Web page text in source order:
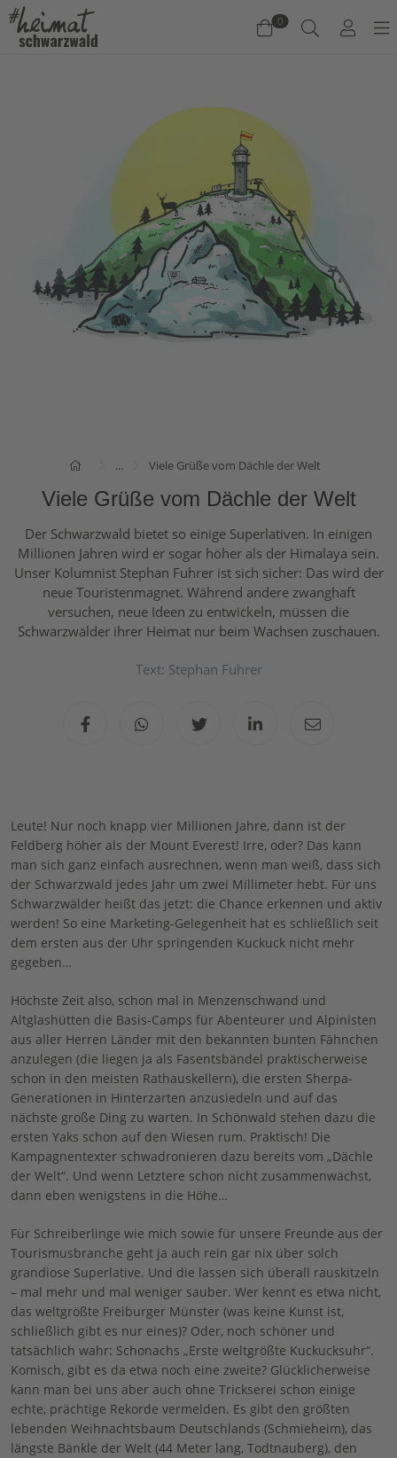
0
Es befinden sich keine Produkte im Warenkorb.
Jetzt einkaufen
... Viele Grüße vom Dächle der Welt
Viele Grüße vom Dächle der Welt
Der Schwarzwald bietet so einige Superlativen. In einigen
Millionen Jahren wird er sogar höher als der Himalaya sein.
Unser Kolumnist Stephan Fuhrer ist sich sicher: Das wird der
neue Touristenmagnet. Während andere zwanghaft
versuchen, neue Ideen zu entwickeln, müssen die
Schwarzwälder ihrer Heimat nur beim Wachsen zuschauen.
Text: Stephan Fuhrer
Leute! Nur noch knapp vier Millionen Jahre, dann ist der
Feldberg höher als der Mount Everest! Irre, oder? Das kann
man sich ganz einfach ausrechnen, wenn man weiß, dass sich
der Schwarzwald jedes Jahr um zwei Millimeter hebt. Für uns
Schwarzwälder heißt das jetzt: die Chance erkennen und aktiv
werden! So eine Marketing-Gelegenheit hat es schließlich seit
dem ersten aus der Uhr springenden Kuckuck nicht mehr
gegeben…
Höchste Zeit also, schon mal in Menzenschwand und
Altglashütten die Basis-Camps für Abenteurer und Alpinisten
aus aller Herren Länder mit den bekannten bunten Fähnchen
anzulegen (die liegen ja als Fasentsbändel praktischerweise
schon in den meisten Rathauskellern), die ersten Sherpa-
Generationen in Hinterzarten anzusiedeln und auf das
nächste große Ding zu warten. In Schönwald stehen dazu die
ersten Yaks schon auf den Wiesen rum. Praktisch! Die
Kampagnentexter schwadronieren dazu bereits vom „Dächle
der Welt“. Und wenn Letztere schon nicht zusammenwächst,
dann eben wenigstens in die Höhe…
Für Schreiberlinge wie mich sowie für unsere Freunde aus der
Tourismusbranche geht ja auch rein gar nix über solch
grandiose Superlative. Und die lassen sich überall rauskitzeln
– mal mehr und mal weniger sauber. Wer kennt es etwa nicht,
das weltgrößte Freiburger Münster (was keine Kunst ist,
schließlich gibt es nur eines)? Oder, noch schöner und
tatsächlich wahr: Schonachs „Erste weltgrößte Kuckucksuhr“.
Komisch, gibt es da etwa noch eine zweite? Glücklicherweise
kann man bei uns aber auch ohne Trickserei schon einige
echte, prächtige Rekorde vermelden. Es gibt den größten
lebenden Weihnachtsbaum Deutschlands (Schmieheim), das
längste Bänkle der Welt (44 Meter lang, Todtnauberg), den